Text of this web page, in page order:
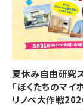
夏休み自由研究
「ぼくたちのマイ
リノベ大作戦